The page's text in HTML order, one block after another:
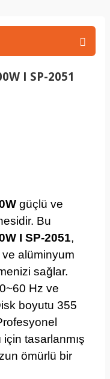
I SP-2051
güçlü ve
Bu
I SP-2051,
alüminyum
sağlar.
Hz ve
boyutu 355
tasarlanmış
ömürlü bir